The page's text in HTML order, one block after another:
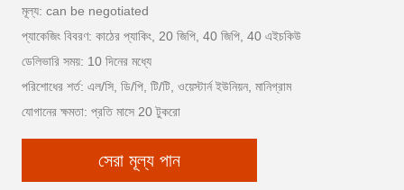
মূল্য: can be negotiated
প্যাকেজিং বিবরণ: কাঠের প্যাকিং, 20 জিপি, 40 জিপি, 40 এইচকিউ
ডেলিভারি সময়: 10 দিনের মধ্যে
পরিশোধের শর্ত: এল/সি, ডি/পি, টি/টি, ওয়েস্টার্ন ইউনিয়ন, মানিগ্রাম
যোগানের ক্ষমতা: প্রতি মাসে 20 টুকরো
সেরা মূল্য পান